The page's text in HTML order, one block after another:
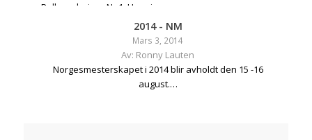
Pall rundering Nr 1: Henning…
2014 - NM
Mars 3, 2014
Av: Ronny Lauten
Norgesmesterskapet i 2014 blir avholdt den 15 -16
august.…